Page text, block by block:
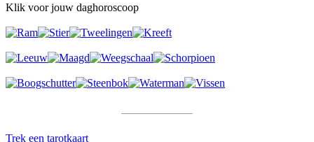
Klik voor jouw daghoroscoop
Trek een tarotkaart